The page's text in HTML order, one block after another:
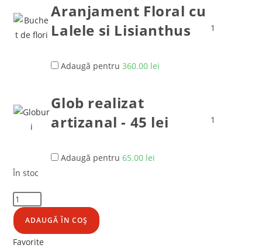
Aranjament Floral cu
Lalele si Lisianthus
Adaugă pentru360.00 lei
1
Glob realizat
artizanal - 45 lei
Adaugă pentru65.00 lei
1
În stoc
ADAUGĂ ÎN COȘ
Favorite